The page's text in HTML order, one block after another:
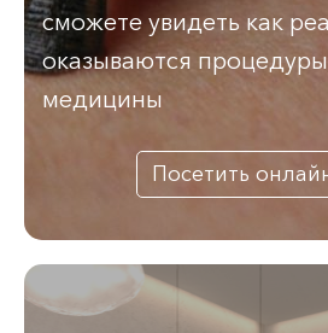
сможете увидеть как
оказываются
медицины
Посетить